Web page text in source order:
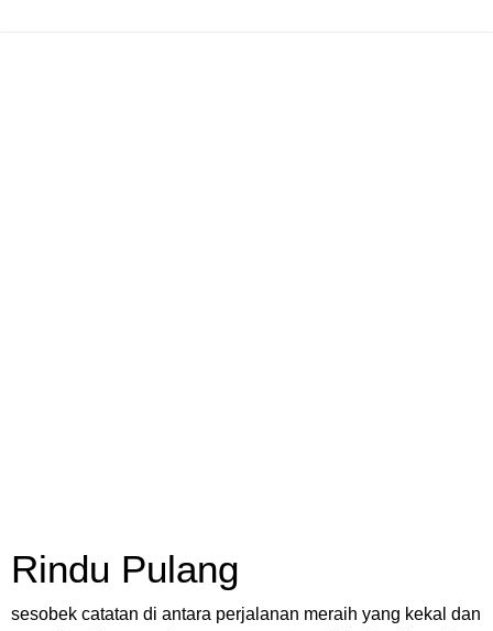
Rindu Pulang
sesobek catatan di antara perjalanan meraih yang kekal dan